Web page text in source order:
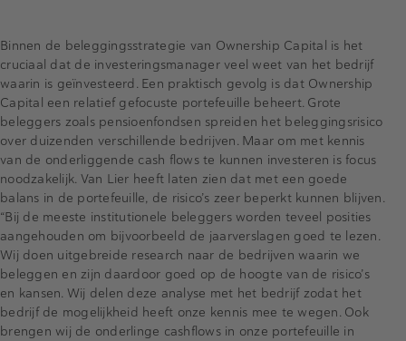
Binnen de beleggingsstrategie van Ownership Capital is het
cruciaal dat de investeringsmanager veel weet van het bedrijf
waarin is geïnvesteerd. Een praktisch gevolg is dat Ownership
Capital een relatief gefocuste portefeuille beheert. Grote
beleggers zoals pensioenfondsen spreiden het beleggingsrisico
over duizenden verschillende bedrijven. Maar om met kennis
van de onderliggende cash flows te kunnen investeren is focus
noodzakelijk. Van Lier heeft laten zien dat met een goede
balans in de portefeuille, de risico’s zeer beperkt kunnen blijven.
“Bij de meeste institutionele beleggers worden teveel posities
aangehouden om bijvoorbeeld de jaarverslagen goed te lezen.
Wij doen uitgebreide research naar de bedrijven waarin we
beleggen en zijn daardoor goed op de hoogte van de risico’s
en kansen. Wij delen deze analyse met het bedrijf zodat het
bedrijf de mogelijkheid heeft onze kennis mee te wegen. Ook
brengen wij de onderlinge cashflows in onze portefeuille in